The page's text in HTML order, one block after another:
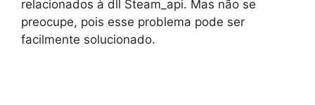
relacionados à dll Steam_api. Mas não se
preocupe, pois esse problema pode ser
facilmente solucionado.